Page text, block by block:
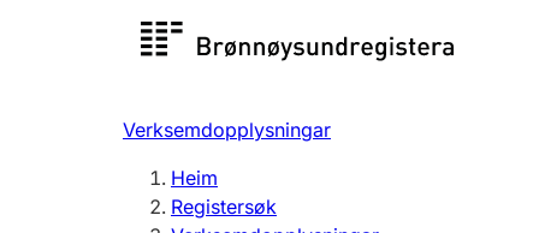
Registersøk
Registrere, endre, slette
Verksemdopplysningar
Heim
Registersøk